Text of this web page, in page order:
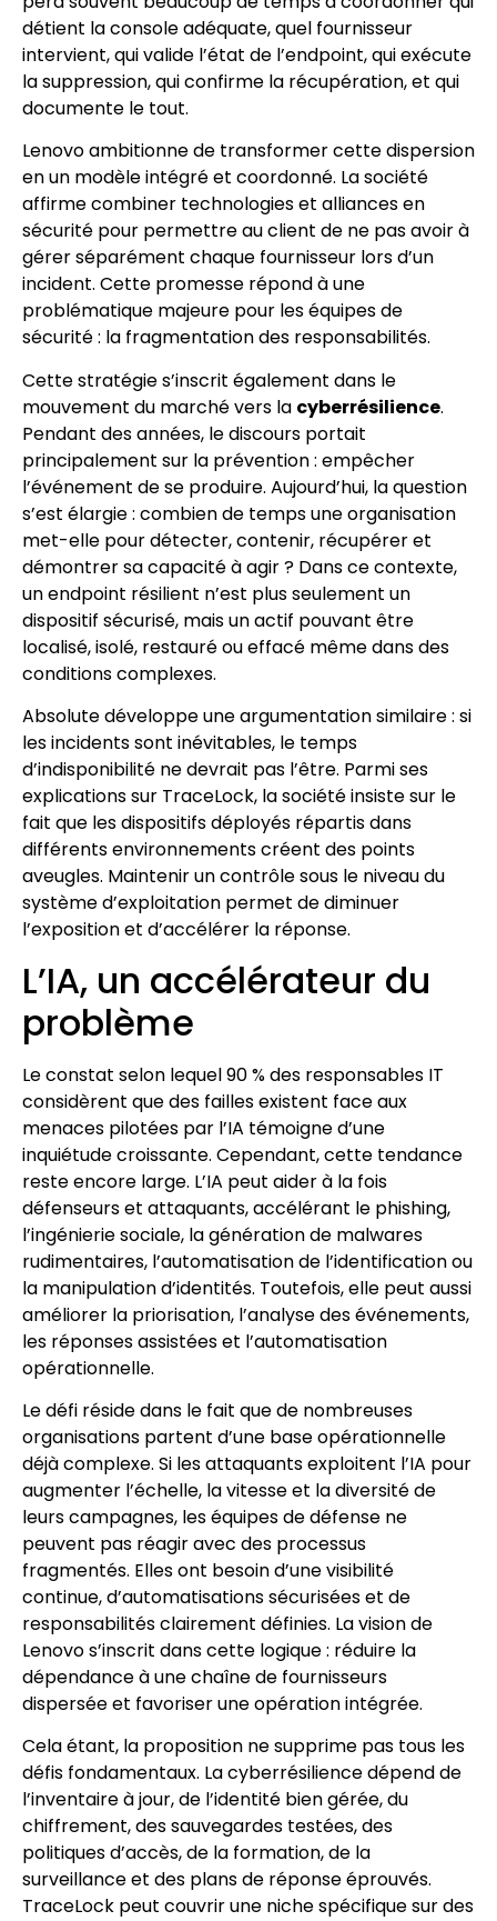
détient la console adéquate, quel fournisseur
intervient, qui valide l’état de l’endpoint, qui exécute
la suppression, qui confirme la récupération, et qui
documente le tout.
Lenovo ambitionne de transformer cette dispersion
en un modèle intégré et coordonné. La société
affirme combiner technologies et alliances en
sécurité pour permettre au client de ne pas avoir à
gérer séparément chaque fournisseur lors d’un
incident. Cette promesse répond à une
problématique majeure pour les équipes de
sécurité : la fragmentation des responsabilités.
Cette stratégie s’inscrit également dans le
mouvement du marché vers la cyberrésilience.
Pendant des années, le discours portait
principalement sur la prévention : empêcher
l’événement de se produire. Aujourd’hui, la question
s’est élargie : combien de temps une organisation
met-elle pour détecter, contenir, récupérer et
démontrer sa capacité à agir ? Dans ce contexte,
un endpoint résilient n’est plus seulement un
dispositif sécurisé, mais un actif pouvant être
localisé, isolé, restauré ou effacé même dans des
conditions complexes.
Absolute développe une argumentation similaire : si
les incidents sont inévitables, le temps
d’indisponibilité ne devrait pas l’être. Parmi ses
explications sur TraceLock, la société insiste sur le
fait que les dispositifs déployés répartis dans
différents environnements créent des points
aveugles. Maintenir un contrôle sous le niveau du
système d’exploitation permet de diminuer
l’exposition et d’accélérer la réponse.
L’IA, un accélérateur du
problème
Le constat selon lequel 90 % des responsables IT
considèrent que des failles existent face aux
menaces pilotées par l’IA témoigne d’une
inquiétude croissante. Cependant, cette tendance
reste encore large. L’IA peut aider à la fois
défenseurs et attaquants, accélérant le phishing,
l’ingénierie sociale, la génération de malwares
rudimentaires, l’automatisation de l’identification ou
la manipulation d’identités. Toutefois, elle peut aussi
améliorer la priorisation, l’analyse des événements,
les réponses assistées et l’automatisation
opérationnelle.
Le défi réside dans le fait que de nombreuses
organisations partent d’une base opérationnelle
déjà complexe. Si les attaquants exploitent l’IA pour
augmenter l’échelle, la vitesse et la diversité de
leurs campagnes, les équipes de défense ne
peuvent pas réagir avec des processus
fragmentés. Elles ont besoin d’une visibilité
continue, d’automatisations sécurisées et de
responsabilités clairement définies. La vision de
Lenovo s’inscrit dans cette logique : réduire la
dépendance à une chaîne de fournisseurs
dispersée et favoriser une opération intégrée.
Cela étant, la proposition ne supprime pas tous les
défis fondamentaux. La cyberrésilience dépend de
l’inventaire à jour, de l’identité bien gérée, du
chiffrement, des sauvegardes testées, des
politiques d’accès, de la formation, de la
surveillance et des plans de réponse éprouvés.
TraceLock peut couvrir une niche spécifique sur des